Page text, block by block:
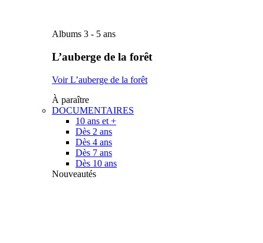
Albums 3 - 5 ans
L’auberge de la forêt
Voir L’auberge de la forêt
À paraître
DOCUMENTAIRES
10 ans et +
Dès 2 ans
Dès 4 ans
Dès 7 ans
Dès 10 ans
Nouveautés